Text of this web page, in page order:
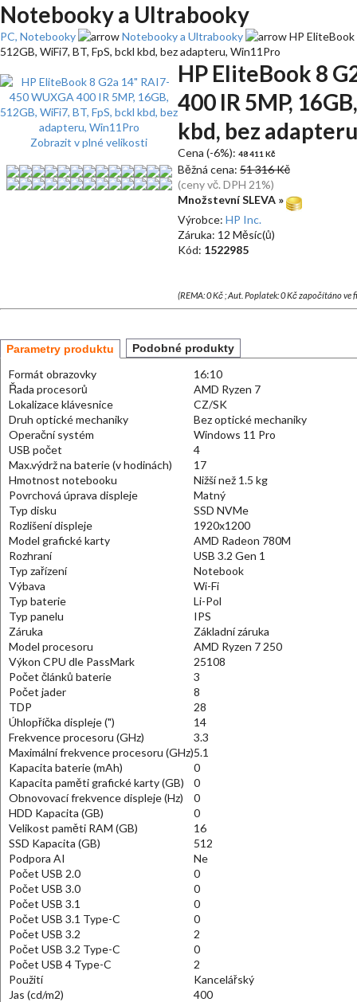
Notebooky a Ultrabooky
PC, Notebooky Notebooky a Ultrabooky
HP
512GB, WiFi7, BT, FpS, bckl kbd, bez adapteru, Win11Pro
Zobrazit v plné velikosti
HP EliteBook 8
400 IR 5MP,
kbd, bez
Cena (-6%): 48 411 Kč
Běžná cena: 51 316 Kč
(ceny vč. DPH 21%)
Množstevní SLEVA »
Výrobce: HP Inc.
Záruka: 12 Měsíc(ů)
Kód: 1522985
(REMA: 0 Kč ; Aut. Poplatek: 0 Kč započítáno
Parametry produktu Podobné produkty
Formát obrazovky
16:10
Řada procesorů
AMD Ryzen 7
Lokalizace klávesnice
CZ/SK
Druh optické mechaniky
Bez optické mechaniky
Operační systém
Windows 11 Pro
USB počet
4
Max.výdrž na baterie (v hodinách)
17
Hmotnost notebooku
Nižší než 1.5 kg
Povrchová úprava displeje
Matný
Typ disku
SSD NVMe
Rozlišení displeje
1920x1200
Model grafické karty
AMD Radeon 780M
Rozhraní
USB 3.2 Gen 1
Typ zařízení
Notebook
Výbava
Wi-Fi
Typ baterie
Li-Pol
Typ panelu
IPS
Záruka
Základní záruka
Model procesoru
AMD Ryzen 7 250
Výkon CPU dle PassMark
25108
Počet článků baterie
3
Počet jader
8
TDP
28
Úhlopříčka displeje (")
14
Frekvence procesoru (GHz)
3.3
Maximální frekvence procesoru (GHz)5.1
Kapacita baterie (mAh)
0
Kapacita paměti grafické karty (GB)
0
Obnovovací frekvence displeje (Hz)
0
HDD Kapacita (GB)
0
Velikost paměti RAM (GB)
16
SSD Kapacita (GB)
512
Podpora AI
Ne
Počet USB 2.0
0
Počet USB 3.0
0
Počet USB 3.1
0
Počet USB 3.1 Type-C
0
Počet USB 3.2
2
Počet USB 3.2 Type-C
0
Počet USB 4 Type-C
2
Použití
Kancelářský
Jas (cd/m2)
400